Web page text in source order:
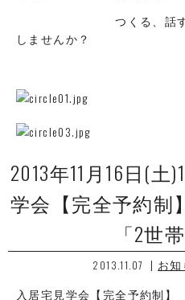
つくる、話す、楽
しませんか？
2013年11月16日(
学会【完全予約制
「2世
2013.11.07 | お
入居宅見学会【完全予約制】